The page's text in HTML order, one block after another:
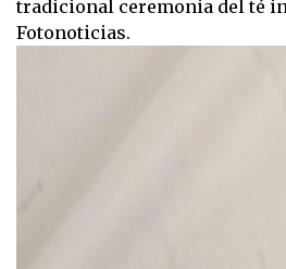
tradicional ceremonia del té
Fotonoticias.